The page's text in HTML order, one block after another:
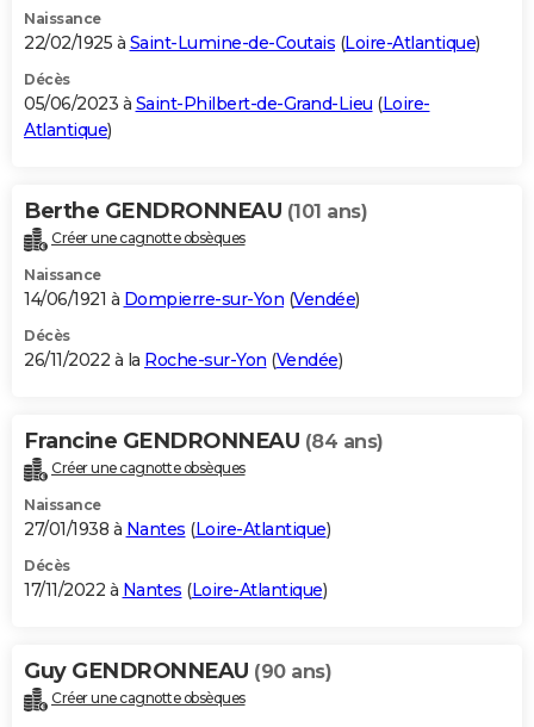
Naissance
22/02/1925 à Saint-Lumine-de-Coutais (Loire-Atlantique)
Décès
05/06/2023 à Saint-Philbert-de-Grand-Lieu (Loire-
Atlantique)
Berthe GENDRONNEAU (101 ans)
Créer une cagnotte obsèques
Naissance
14/06/1921 à Dompierre-sur-Yon (Vendée)
Décès
26/11/2022 à la Roche-sur-Yon (Vendée)
Francine GENDRONNEAU (84 ans)
Créer une cagnotte obsèques
Naissance
27/01/1938 à Nantes (Loire-Atlantique)
Décès
17/11/2022 à Nantes (Loire-Atlantique)
Guy GENDRONNEAU (90 ans)
Créer une cagnotte obsèques